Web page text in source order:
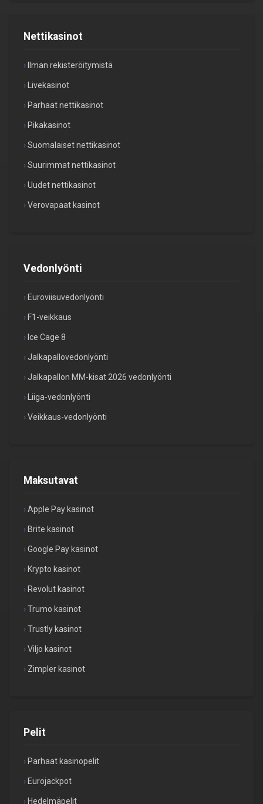
Nettikasinot
Ilman rekisteröitymistä
Livekasinot
Parhaat nettikasinot
Pikakasinot
Suomalaiset nettikasinot
Suurimmat nettikasinot
Uudet nettikasinot
Verovapaat kasinot
Vedonlyönti
Euroviisuvedonlyönti
F1-veikkaus
Ice Cage 8
Jalkapallovedonlyönti
Jalkapallon MM-kisat 2026 vedonlyönti
Liiga-vedonlyönti
Veikkaus-vedonlyönti
Maksutavat
Apple Pay kasinot
Brite kasinot
Google Pay kasinot
Krypto kasinot
Revolut kasinot
Trumo kasinot
Trustly kasinot
Viljo kasinot
Zimpler kasinot
Pelit
Parhaat kasinopelit
Eurojackpot
Hedelmäpelit